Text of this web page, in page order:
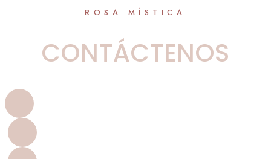
ROSA MÍSTICA
CONTÁCTENOS